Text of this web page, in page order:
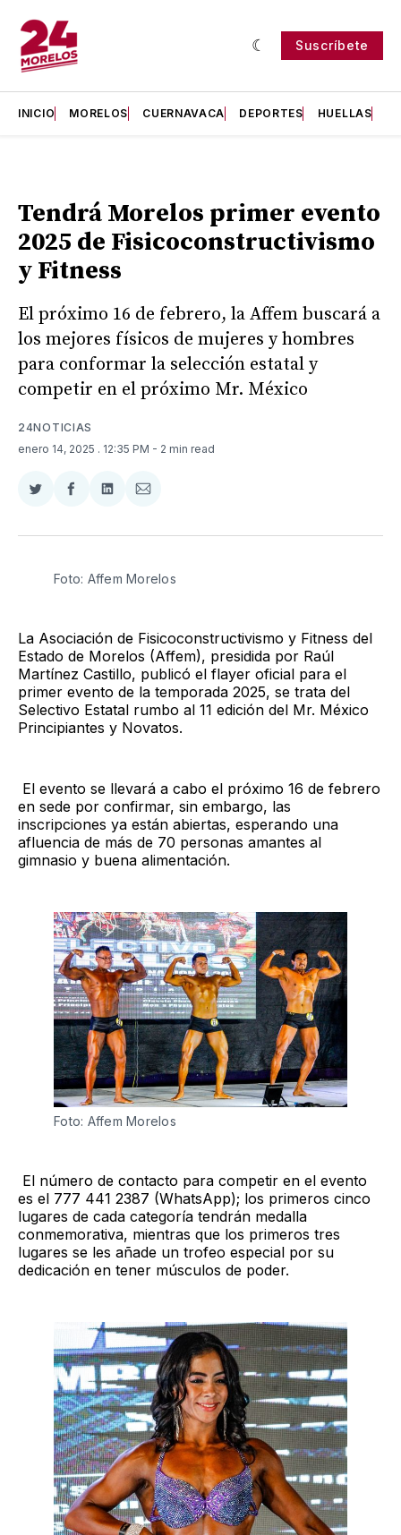
Suscríbete
INICIO MORELOS CUERNAVACA DEPORTES HUELLAS
Tendrá Morelos primer evento
2025 de Fisicoconstructivismo
y Fitness
El próximo 16 de febrero, la Affem buscará a
los mejores físicos de mujeres y hombres
para conformar la selección estatal y
competir en el próximo Mr. México
24NOTICIAS
enero 14, 2025 . 12:35 PM - 2 min read
Compartir
Twitter
Compartir
Facebook
Compartir
LinkedIn
Compartir
Email
Foto: Affem Morelos
La Asociación de Fisicoconstructivismo y Fitness del
Estado de Morelos (Affem), presidida por Raúl
Martínez Castillo, publicó el flayer oficial para el
primer evento de la temporada 2025, se trata del
Selectivo Estatal rumbo al 11 edición del Mr. México
Principiantes y Novatos.
El evento se llevará a cabo el próximo 16 de febrero
en sede por confirmar, sin embargo, las
inscripciones ya están abiertas, esperando una
afluencia de más de 70 personas amantes al
gimnasio y buena alimentación.
Foto: Affem Morelos
El número de contacto para competir en el evento
es el 777 441 2387 (WhatsApp); los primeros cinco
lugares de cada categoría tendrán medalla
conmemorativa, mientras que los primeros tres
lugares se les añade un trofeo especial por su
dedicación en tener músculos de poder.